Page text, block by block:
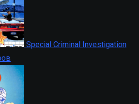
Special Criminal Investigation